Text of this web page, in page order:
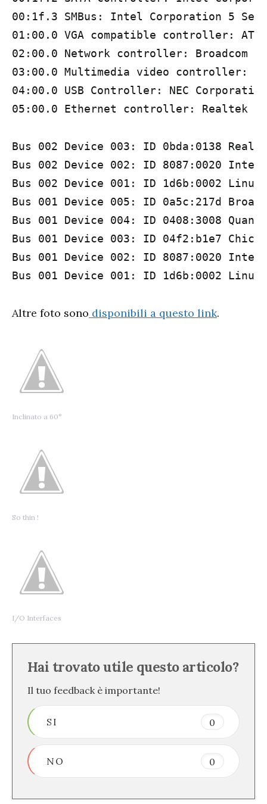
00:1f.3 SMBus: Intel Corporation 5
01:00.0 VGA compatible controller: ATI
02:00.0 Network controller: Broadcom
03:00.0 Multimedia video controller:
04:00.0 USB Controller: NEC
05:00.0 Ethernet controller: Realtek
Bus 002 Device 003: ID 0bda:0138
Bus 002 Device 002: ID 8087:0020
Bus 002 Device 001: ID 1d6b:0002
Bus 001 Device 005: ID 0a5c:217d
Bus 001 Device 004: ID 0408:3008
Bus 001 Device 003: ID 04f2:b1e7
Bus 001 Device 002: ID 8087:0020
Bus 001 Device 001: ID 1d6b:0002
Altre foto sono disponibili a questo link.
Inclinato a 60°
So thin !
I/O Interfaces
Hai trovato utile questo articolo?
Il tuo feedback è importante!
SI 0
NO 0